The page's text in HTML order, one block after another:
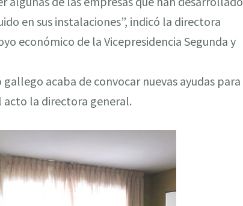
en sus instalaciones”, indicó la directora
económico de la Vicepresidencia Segunda y
acaba de convocar nuevas ayudas para
la directora general.